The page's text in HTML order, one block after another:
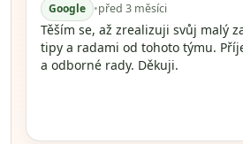
Google •před 3 měsíci
Těším se, až zrealizuji svůj malý
tipy a radami od tohoto týmu.
a odborné rady. Děkuji.